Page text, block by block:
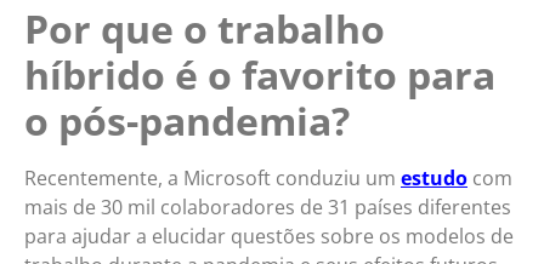
Por que o trabalho
híbrido é o favorito para
o pós-pandemia?
Recentemente, a Microsoft conduziu um estudo com
mais de 30 mil colaboradores de 31 países diferentes
para ajudar a elucidar questões sobre os modelos de